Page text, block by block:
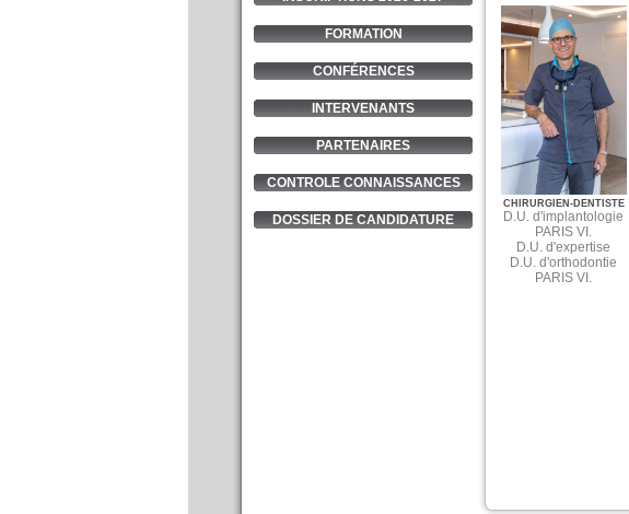
FORMATION
CONFÉRENCES
INTERVENANTS
PARTENAIRES
CONTROLE CONNAISSANCES
DOSSIER DE CANDIDATURE
CHIRURGIEN-DENTISTE
D.U. d'implantologie
PARIS VI.
D.U. d'expertise
D.U. d'orthodontie
PARIS VI.